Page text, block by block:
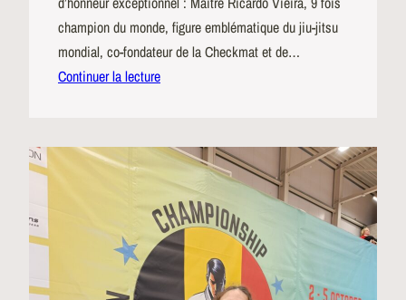
champion du monde, figure emblématique du jiu-jitsu
mondial, co-fondateur de la Checkmat et de…
Continuer la lecture